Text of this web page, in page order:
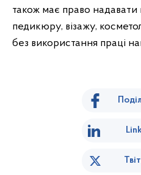
також має право
педикюру, візажу,
без використання праці